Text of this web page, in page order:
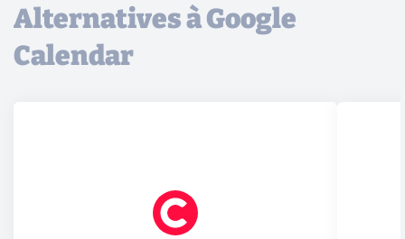
Alternatives à Google
Calendar